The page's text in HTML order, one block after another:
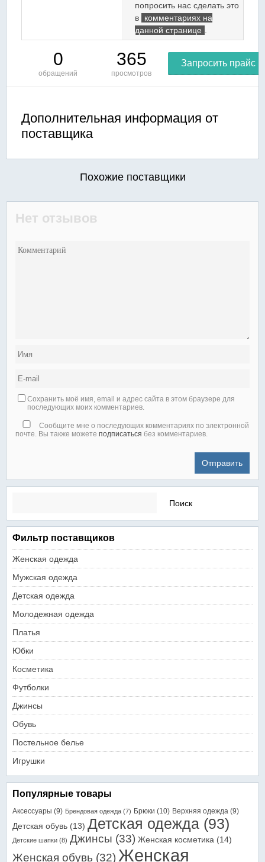
попросить нас сделать это
в
комментариях на
данной странице
0
обращений
365
просмотров
Запросить прайс
Дополнительная информация от
поставщика
Похожие поставщики
Нет отзывов
Сохранить моё имя, email и адрес сайта в этом браузере для
последующих моих комментариев.
Сообщите мне о последующих комментариях по электронной
почте. Вы также можете подписаться без комментариев.
Найти:
Фильтр поставщиков
Женская одежда
Мужская одежда
Детская одежда
Молодежная одежда
Платья
Юбки
Косметика
Футболки
Джинсы
Обувь
Постельное белье
Игрушки
Популярные товары
Аксессуары (9) Брендовая одежда (7) Брюки (10) Верхняя одежда (9)
Детская обувь (13) Детская одежда (93)
Детские шапки (8) Джинсы (33) Женская косметика (14)
Женская обувь (32) Женская